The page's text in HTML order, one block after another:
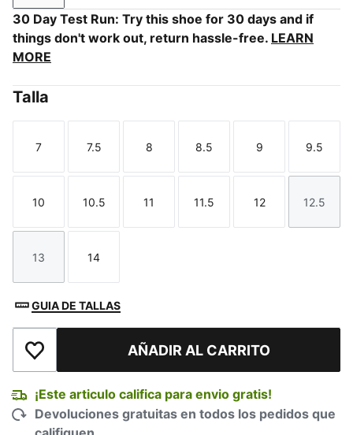
30 Day Test Run: Try this shoe for 30 days and if
things don't work out, return hassle-free. LEARN
MORE
Talla
Talla
7
Talla
7.5
Talla
8
Talla
8.5
Talla
9
Talla
9.5
Talla
10
Talla
10.5
Talla
11
Talla
11.5
Talla
12
Talla
12.5
Talla
13
Talla
14
GUIA DE TALLAS
Añadir a la lista de deseosAÑADIR AL CARRITO
¡Este articulo califica para envio gratis!
Devoluciones gratuitas en todos los pedidos que